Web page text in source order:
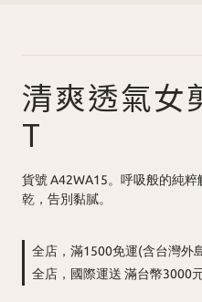
清爽透氣女
T
貨號 A42WA15。呼吸般的純
乾，告別黏膩。
全店，滿1500免運(含台灣外
全店，國際運送 滿台幣3000